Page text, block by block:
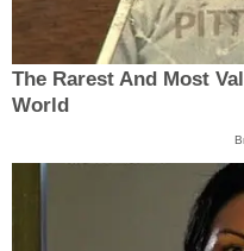
The Rarest And Most
World